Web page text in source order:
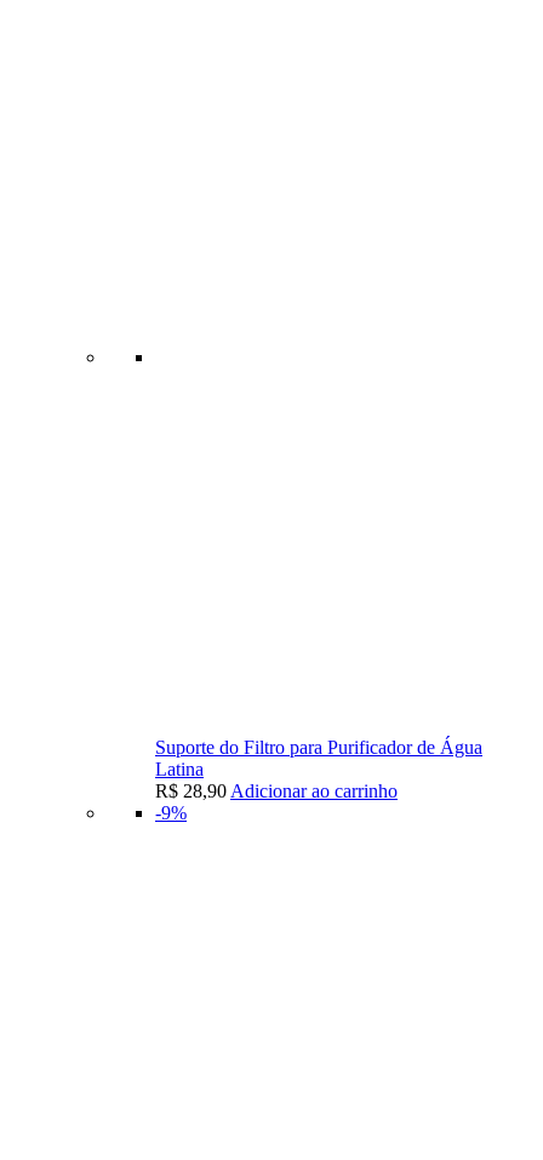
Suporte do Filtro para Purificador de Água
Latina
R$ 28,90 Adicionar ao carrinho
-9%